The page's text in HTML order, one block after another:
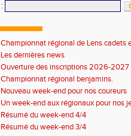
:
Championnat régional de Lens cadets
Les dernières news
Ouverture des inscriptions 2026-2027
Championnat régional benjamins.
Nouveau week-end pour nos coureurs
Un week-end aux régionaux pour nos
Résumé du week-end 4/4
Résumé du week-end 3/4